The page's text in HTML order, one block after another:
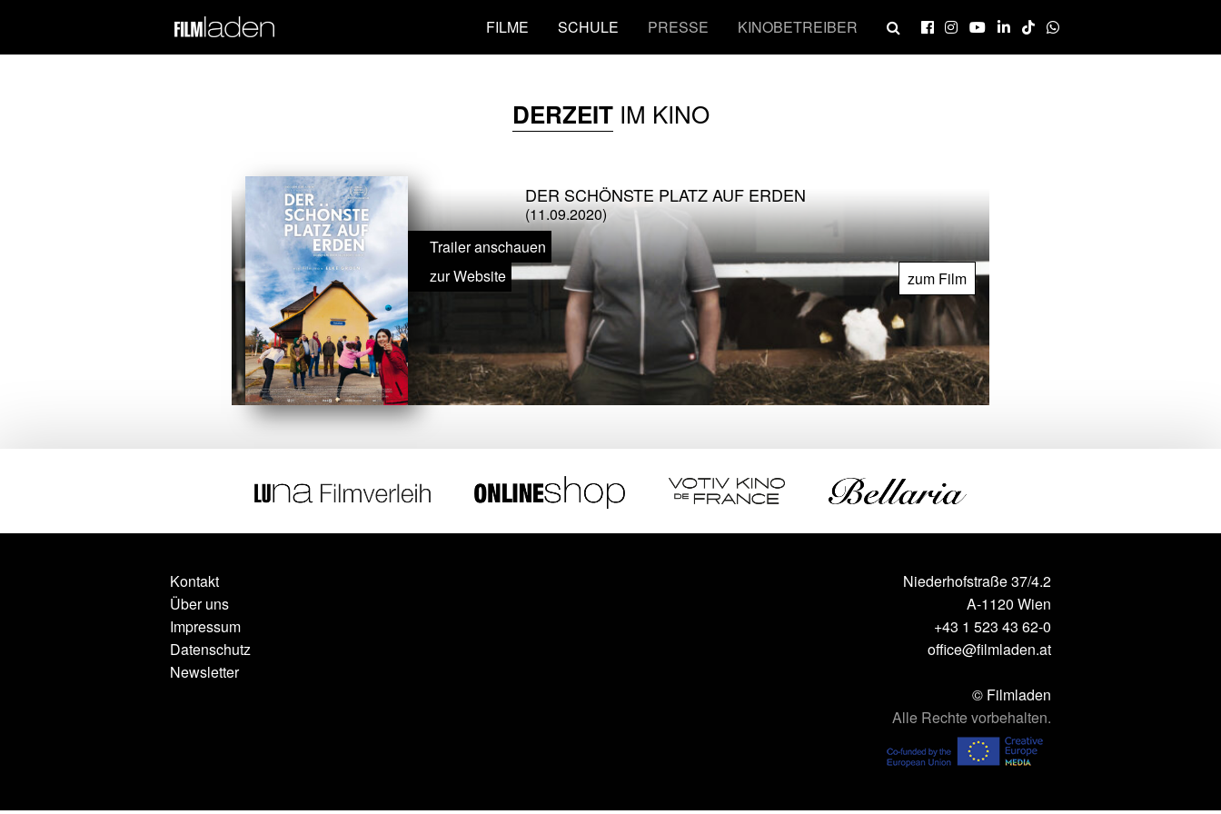
FILME SCHULE PRESSE KINOBETREIBER
DERZEITIM KINO
DER SCHÖNSTE PLATZ AUF ERDEN
(11.09.2020)
Trailer anschauen
zur Website
zum Film
Kontakt
Über uns
Impressum
Datenschutz
Newsletter
Niederhofstraße 37/4.2
A-1120 Wien
+43 1 523 43 62-0
office@filmladen.at
© Filmladen
Alle Rechte vorbehalten.